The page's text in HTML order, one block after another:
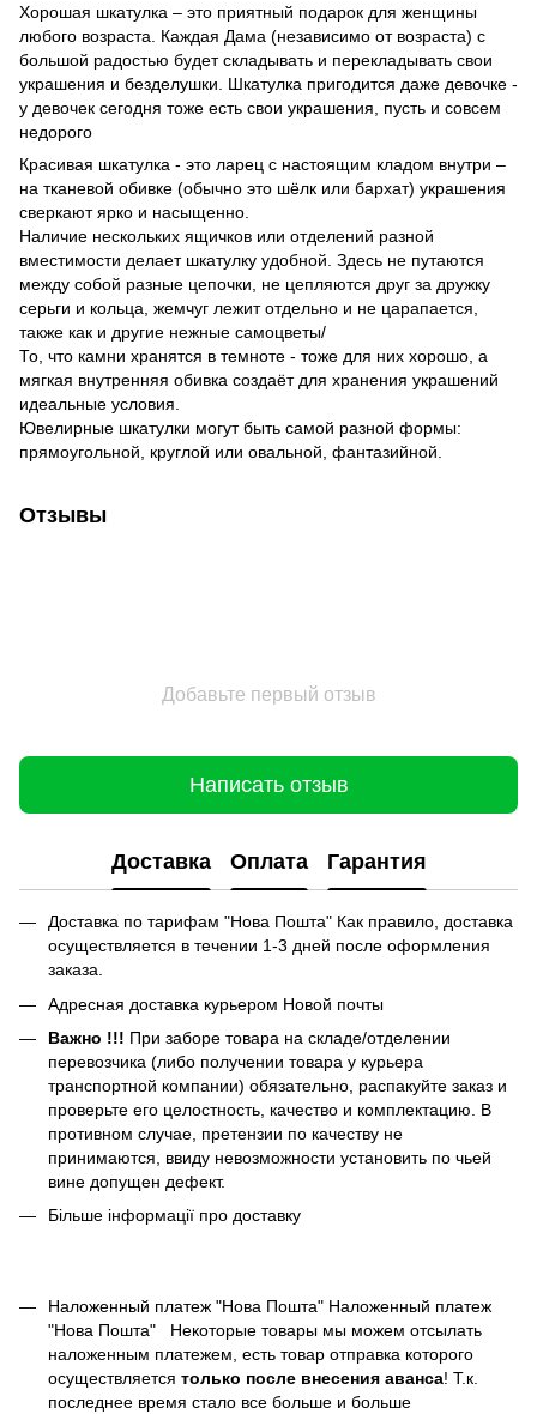
Хорошая шкатулка – это приятный подарок для женщины
любого возраста. Каждая Дама (независимо от возраста) с
большой радостью будет складывать и перекладывать свои
украшения и безделушки. Шкатулка пригодится даже девочке -
у девочек сегодня тоже есть свои украшения, пусть и совсем
недорого
Красивая шкатулка - это ларец с настоящим кладом внутри –
на тканевой обивке (обычно это шёлк или бархат) украшения
сверкают ярко и насыщенно.
Наличие нескольких ящичков или отделений разной
вместимости делает шкатулку удобной. Здесь не путаются
между собой разные цепочки, не цепляются друг за дружку
серьги и кольца, жемчуг лежит отдельно и не царапается,
также как и другие нежные самоцветы/
То, что камни хранятся в темноте - тоже для них хорошо, а
мягкая внутренняя обивка создаёт для хранения украшений
идеальные условия.
Ювелирные шкатулки могут быть самой разной формы:
прямоугольной, круглой или овальной, фантазийной.
Отзывы
Добавьте первый отзыв
Написать отзыв
Доставка Оплата Гарантия
Доставка по тарифам "Нова Пошта" Как правило, доставка
осуществляется в течении 1-3 дней после оформления
заказа.
Адресная доставка курьером Новой почты
Важно !!! При заборе товара на складе/отделении
перевозчика (либо получении товара у курьера
транспортной компании) обязательно, распакуйте заказ и
проверьте его целостность, качество и комплектацию. В
противном случае, претензии по качеству не
принимаются, ввиду невозможности установить по чьей
вине допущен дефект.
Більше інформації про доставку
Наложенный платеж "Нова Пошта" Наложенный платеж
"Нова Пошта"
Некоторые товары мы можем отсылать
наложенным платежем, есть товар отправка которого
осуществляется только после внесения аванса! Т.к.
последнее время стало все больше и больше